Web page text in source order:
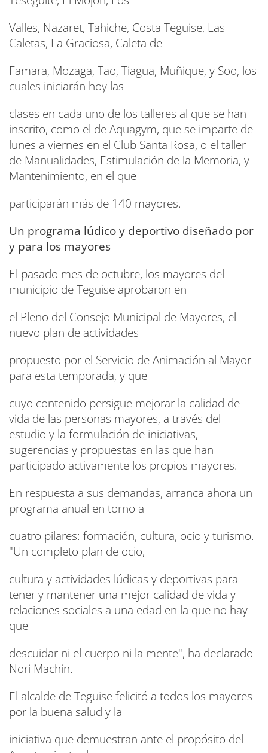
Valles, Nazaret, Tahiche, Costa Teguise, Las
Caletas, La Graciosa, Caleta de
Famara, Mozaga, Tao, Tiagua, Muñique, y Soo, los
cuales iniciarán hoy las
clases en cada uno de los talleres al que se han
inscrito, como el de Aquagym, que se imparte de
lunes a viernes en el Club Santa Rosa, o el taller
de Manualidades, Estimulación de la Memoria, y
Mantenimiento, en el que
participarán más de 140 mayores.
Un programa lúdico y deportivo diseñado por
y para los mayores
El pasado mes de octubre, los mayores del
municipio de Teguise aprobaron en
el Pleno del Consejo Municipal de Mayores, el
nuevo plan de actividades
propuesto por el Servicio de Animación al Mayor
para esta temporada, y que
cuyo contenido persigue mejorar la calidad de
vida de las personas mayores, a través del
estudio y la formulación de iniciativas,
sugerencias y propuestas en las que han
participado activamente los propios mayores.
En respuesta a sus demandas, arranca ahora un
programa anual en torno a
cuatro pilares: formación, cultura, ocio y turismo.
"Un completo plan de ocio,
cultura y actividades lúdicas y deportivas para
tener y mantener una mejor calidad de vida y
relaciones sociales a una edad en la que no hay
que
descuidar ni el cuerpo ni la mente", ha declarado
Nori Machín.
El alcalde de Teguise felicitó a todos los mayores
por la buena salud y la
iniciativa que demuestran ante el propósito del